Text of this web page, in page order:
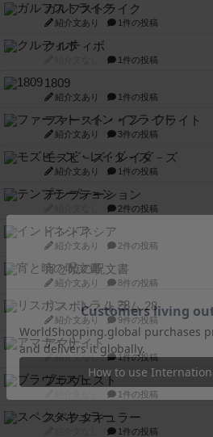
ガルフストライク
紹介文あり 1件の投稿
クルティボ
1件の投稿
1809
紹介文あり 1件の投稿
ファースト・イン・フライト
紹介文あり 3件の投稿
モズビ－ズ・レイダ－ズ
紹介文あり 1件の投稿
テンプテーション
2件の投稿
インドネシア
紹介文あり 2件の投稿
宵と暁の呪文書
紹介文あり 8件の投稿
リスボン・トラム 28
紹介文あり 9件の投稿
アマナイト
紹介文なし 1件の投稿
ブラヴェスト
1件の投稿
スペクタキュラー
1件の投稿